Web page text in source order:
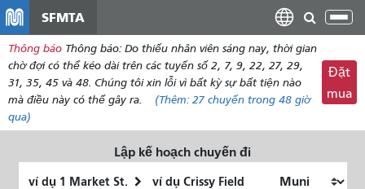
dung
SFMTA
Thông báo Thông báo: Do ​​thiếu nhân viên sáng nay, thời gian
chờ đợi có thể kéo dài trên các tuyến số 2, 7, 9, 22, 27, 29,
31, 35, 45 và 48. Chúng tôi xin lỗi vì bất kỳ sự bất tiện nào
mà điều này có thể gây ra.
(Thêm: 27 chuyến trong 48 giờ
qua)
Đặt
mua
Lập kế hoạch chuyến đi